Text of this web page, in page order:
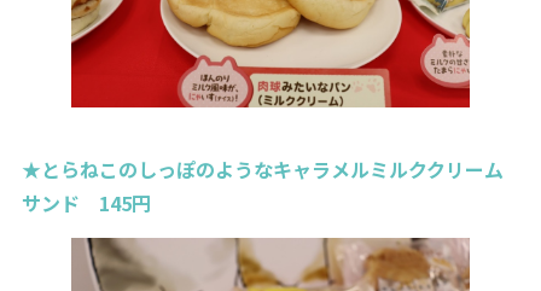
★とらねこのしっぽのようなキャラメルミルククリーム
サンド 145円